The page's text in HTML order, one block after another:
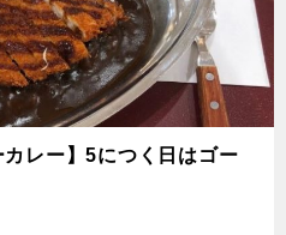
レー】5につく日はゴー